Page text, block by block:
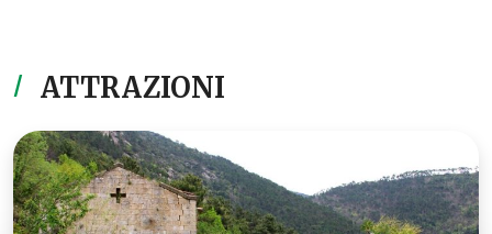
ATTRAZIONI